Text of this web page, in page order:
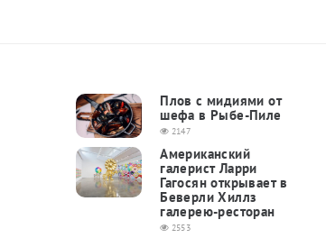
Плов с мидиями от
шефа в Рыбе-Пиле
2147
Американский
галерист Ларри
Гагосян открывает в
Беверли Хиллз
галерею-ресторан
2553